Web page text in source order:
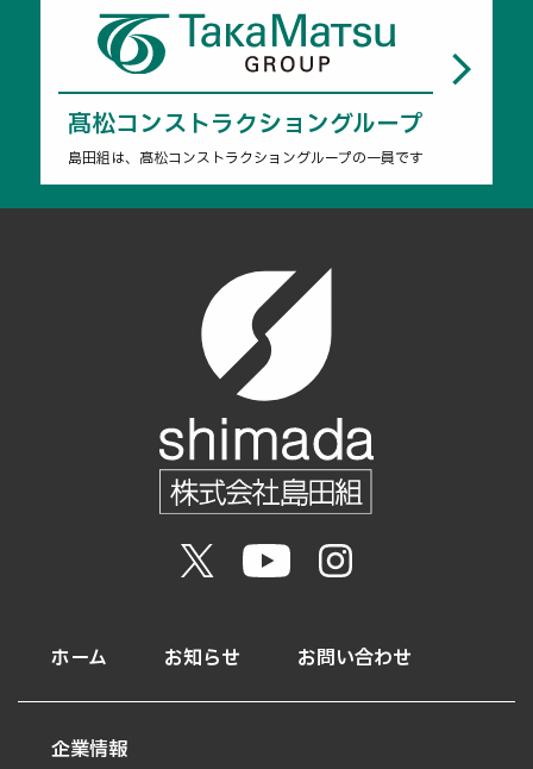
髙松コンストラクショングループ
島田組は、髙松コンストラクショングループの一員です
ホーム お知らせ お問い合わせ
企業情報